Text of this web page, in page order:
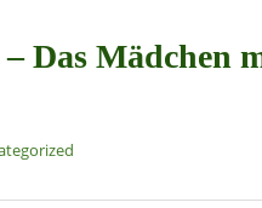
Das Mädchen